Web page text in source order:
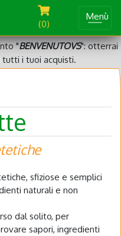
(0)
Menù
"BENVENUTOVS": otterrai
i tuoi acquisti.
sfiziose e semplici
naturali e non
dal solito, per
sapori, ingredienti